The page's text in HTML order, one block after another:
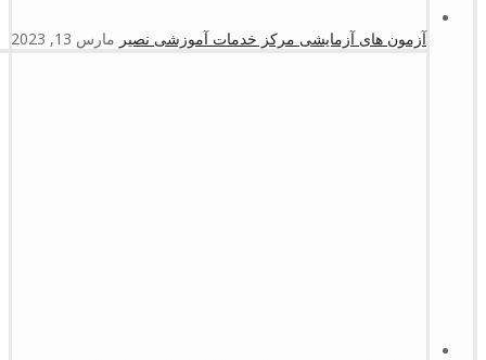
آزمون های آزمایشی مرکز خدمات آموزشی نصیر مارس 13, 2023